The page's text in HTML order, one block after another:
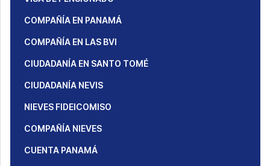
COMPAÑÍA EN PANAMÁ
COMPAÑÍA EN LAS BVI
CIUDADANÍA EN SANTO TOMÉ
CIUDADANÍA NEVIS
NIEVES FIDEICOMISO
COMPAÑÍA NIEVES
CUENTA PANAMÁ